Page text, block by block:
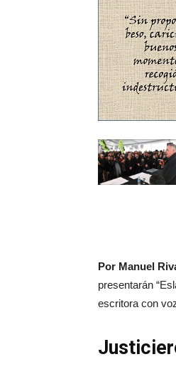
Por Manuel
presentarán
escritora con